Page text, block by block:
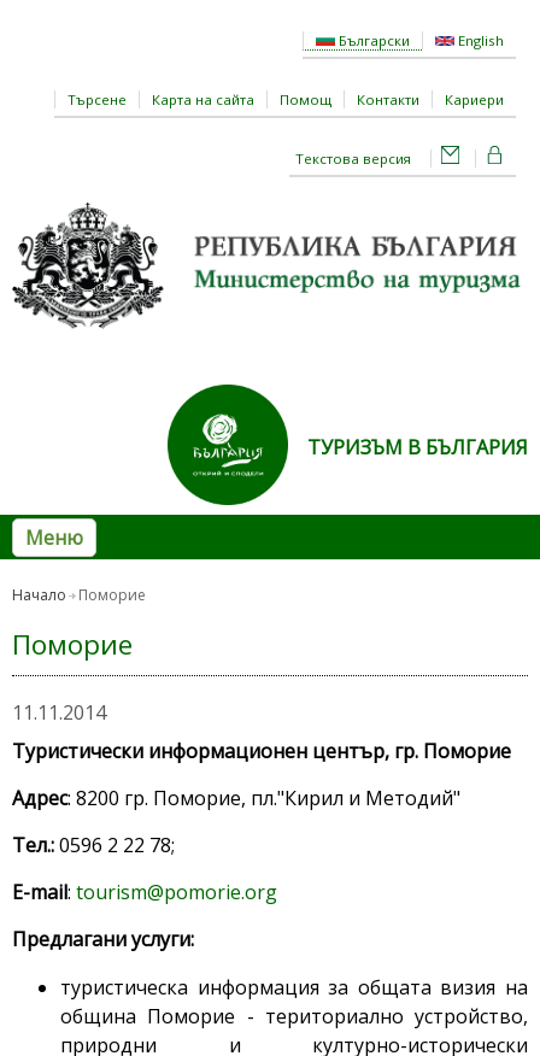
Български English
Търсене Карта на сайта Помощ Контакти Кариери
Текстова версия
ТУРИЗЪМ В БЪЛГАРИЯ
Меню
Начало Поморие
Поморие
11.11.2014
Туристически информационен център, гр. Поморие
Адрес: 8200 гр. Поморие, пл."Кирил и Методий"
Тел.:0596 2 22 78;
E-mail: tourism@pomorie.org
Предлагани услуги:
туристическа информация за общата визия на
община Поморие - териториално устройство,
природни и културно-исторически